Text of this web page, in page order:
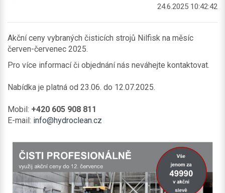
24.6.2025 10:42:42
Akční ceny vybraných čisticích strojů Nilfisk na měsíc
červen-červenec 2025.
Pro více informací či objednání nás neváhejte kontaktovat.
Nabídka je platná od 23.06. do 12.07.2025.
Mobil: +420 605 908 811
E-mail: info@hydroclean.cz